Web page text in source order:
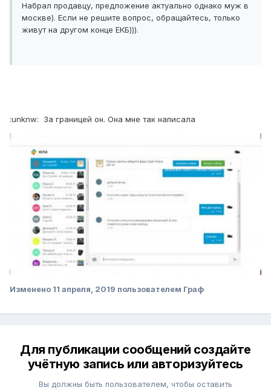
Набрал продавцу, предложение актуально однако муж в
москве). Если не решите вопрос, обращайтесь, только
живут на другом конце ЕКБ))).
:unknw: За границей он. Она мне так написала
Изменено 11 апреля, 2019 пользователем Граф
Для публикации сообщений создайте
учётную запись или авторизуйтесь
Вы должны быть пользователем, чтобы оставить